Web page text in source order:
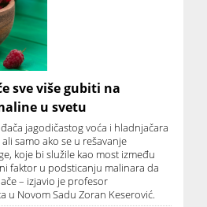
sve više gubiti na
u svetu
jagodičastog voća i hladnjačara
samo ako se u rešavanje
koje bi služile kao most između
faktor u podsticanju malinara da
– izjavio je profesor
u Novom Sadu Zoran Keserović.